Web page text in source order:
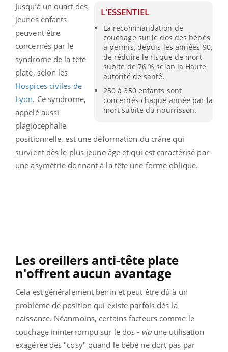
L'ESSENTIEL
La recommandation de
couchage sur le dos des bébés
a permis, depuis les années 90,
de réduire le risque de mort
subite de 76 % selon la Haute
autorité de santé.
250 à 350 enfants sont
concernés chaque année par la
mort subite du nourrisson.
Jusqu’à un quart des
jeunes enfants
peuvent être
concernés par le
syndrome de la tête
plate, selon les
Hospices civiles de
Lyon. Ce syndrome,
appelé aussi
plagiocéphalie
positionnelle, est une déformation du crâne qui
survient dès le plus jeune âge et qui est caractérisé par
une asymétrie donnant à la tête une forme oblique.
Les oreillers anti-tête plate
n'offrent aucun avantage
Cela est généralement bénin et peut être dû à un
problème de position qui existe parfois dès la
naissance. Néanmoins, certains facteurs comme le
couchage ininterrompu sur le dos - viaune utilisation
exagérée des "cosy" quand le bébé ne dort pas par